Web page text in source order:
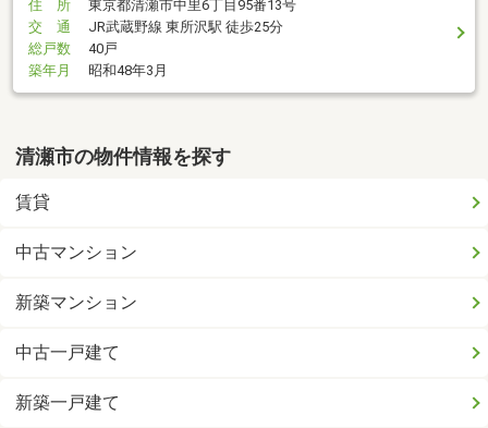
住 所
東京都清瀬市中里6丁目95番13号
交 通
JR武蔵野線 東所沢駅 徒歩25分
総戸数
40戸
築年月
昭和48年3月
清瀬市の物件情報を探す
賃貸
中古マンション
新築マンション
中古一戸建て
新築一戸建て